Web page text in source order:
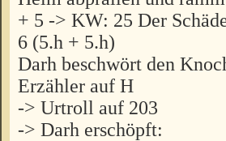
+ 5 -> KW: 25 Der
6 (5.h + 5.h)
Darh beschwört den
Erzähler auf H
-> Urtroll auf 203
-> Darh erschöpft: